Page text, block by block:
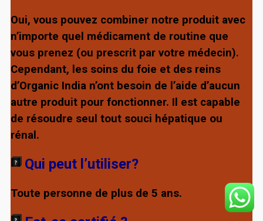
Oui, vous pouvez combiner notre produit avec
n’importe quel médicament de routine que
vous prenez (ou prescrit par votre médecin).
Cependant, les soins du foie et des reins
d’Organic India n’ont besoin de l’aide d’aucun
autre produit pour fonctionner. Il est capable
de résoudre seul tout souci hépatique ou
rénal.
Qui peut l’utiliser?
Toute personne de plus de 5 ans.